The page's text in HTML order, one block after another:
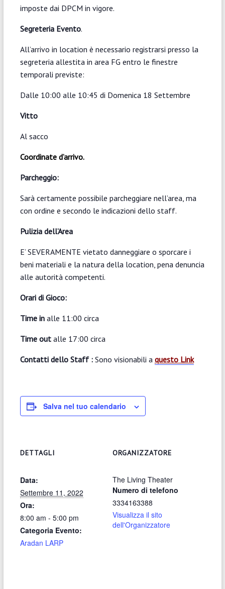
imposte dai DPCM in vigore.
Segreteria Evento.
All’arrivo in location è necessario registrarsi presso la
segreteria allestita in area FG entro le finestre
temporali previste:
Dalle 10:00 alle 10:45 di Domenica 18 Settembre
Vitto
Al sacco
Coordinate d’arrivo.
Parcheggio:
Sarà certamente possibile parcheggiare nell’area, ma
con ordine e secondo le indicazioni dello staff.
Pulizia dell’Area
E’ SEVERAMENTE vietato danneggiare o sporcare i
beni materiali e la natura della location, pena denuncia
alle autorità competenti.
Orari di Gioco:
Time in alle 11:00 circa
Time out alle 17:00 circa
Contatti dello Staff : Sono visionabili a questo Link
Salva nel tuo calendario
DETTAGLI
Data:
Settembre 11, 2022
Ora:
8:00 am - 5:00 pm
Categoria Evento:
Aradan LARP
ORGANIZZATORE
The Living Theater
Numero di telefono
3334163388
Visualizza il sito
dell'Organizzatore